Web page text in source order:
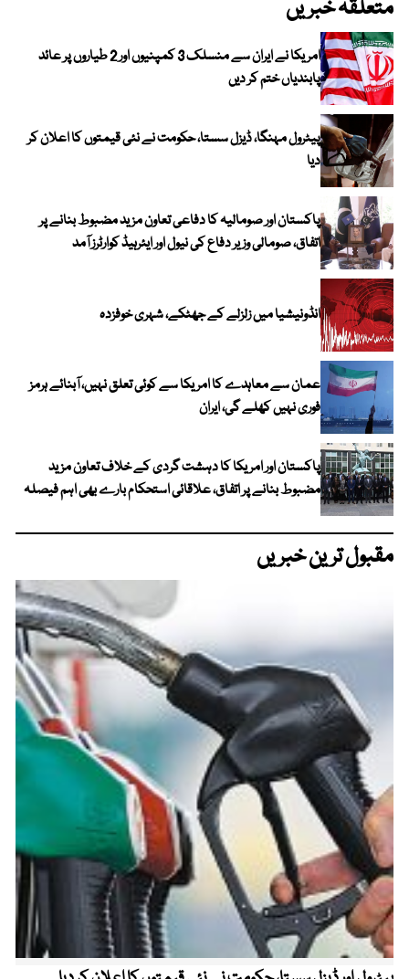
متعلقہ خبریں
امریکا نے ایران سے منسلک 3 کمپنیوں اور 2 طیاروں پر عائد
پابندیاں ختم کر دیں
پیٹرول مہنگا، ڈیزل سستا، حکومت نے نئی قیمتوں کا اعلان کر
دیا
پاکستان اور صومالیہ کا دفاعی تعاون مزید مضبوط بنانے پر
اتفاق، صومالی وزیر دفاع کی نیول اور ایئرہیڈ کوارٹرز آمد
انڈونیشیا میں زلزلے کے جھٹکے، شہری خوفزدہ
عمان سے معاہدے کا امریکا سے کوئی تعلق نہیں، آبنائے ہرمز
فوری نہیں کھلے گی، ایران
پاکستان اور امریکا کا دہشت گردی کے خلاف تعاون مزید
مضبوط بنانے پر اتفاق، علاقائی استحکام بارے بھی اہم فیصلہ
مقبول ترین خبریں